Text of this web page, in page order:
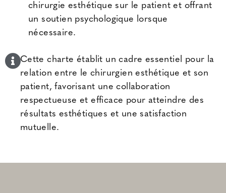
chirurgie esthétique sur le patient et offrant
un soutien psychologique lorsque
nécessaire.
Cette charte établit un cadre essentiel pour la
relation entre le chirurgien esthétique et son
patient, favorisant une collaboration
respectueuse et efficace pour atteindre des
résultats esthétiques et une satisfaction
mutuelle.